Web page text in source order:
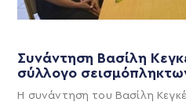
Συνάντηση Βασίλη
σύλλογο
Η συνάντηση του Βασίλη